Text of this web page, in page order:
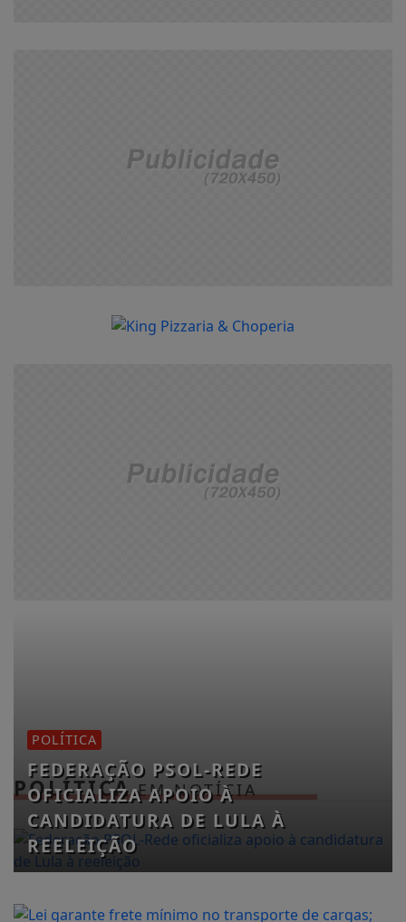
POLÍTICAEM NOTÍCIA
POLÍTICA
FEDERAÇÃO PSOL-REDE
OFICIALIZA APOIO À
CANDIDATURA DE LULA À
REELEIÇÃO